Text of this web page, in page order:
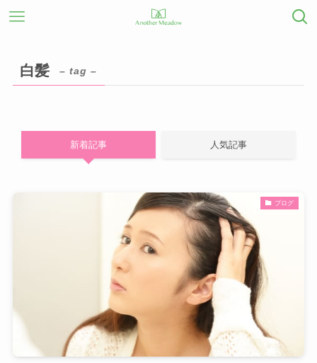
白髪 – tag –
新着記事 人気記事
ブログ